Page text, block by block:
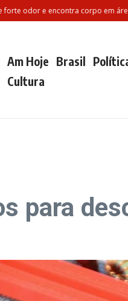
e encontra corpo em área de
Am Hoje Brasil
Cultura
para